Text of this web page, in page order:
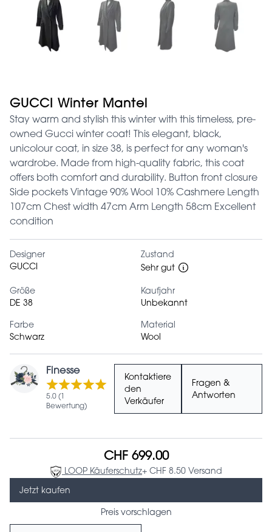
GUCCI Winter Mantel
Stay warm and stylish this winter with this timeless, pre-
owned Gucci winter coat! This elegant, black,
unicolour coat, in size 38, is perfect for any woman's
wardrobe. Made from high-quality fabric, this coat
offers both comfort and durability. Button front closure
Side pockets Vintage 90% Wool 10% Cashmere Length
107cm Chest width 47cm Arm Length 58cm Excellent
condition
Designer
GUCCI
Zustand
Sehr gut
Größe
DE 38
Kaufjahr
Unbekannt
Farbe
Schwarz
Material
Wool
Finesse
5.0 (1
Bewertung)
Kontaktiere
den
Verkäufer
Fragen &
Antworten
CHF 699.00
LOOP Käuferschutz+ CHF 8.50 Versand
Jetzt kaufen
Preis vorschlagen